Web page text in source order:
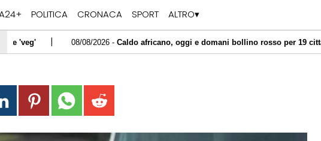
POLITICA CRONACA SPORT ALTRO
08/08/2026 - Caldo africano, oggi e domani bollino rosso per 19 città: "Al Sud